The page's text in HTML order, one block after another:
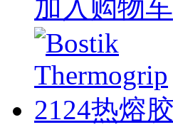
加入购物车